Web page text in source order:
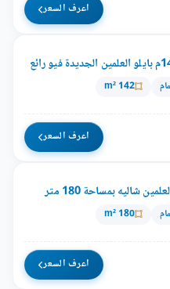
اعرف السعر
142 m²
اعرف السعر
شاليه بمساحة 180 متر
180 m²
اعرف السعر